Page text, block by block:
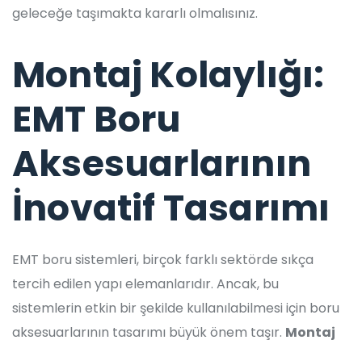
geleceğe taşımakta kararlı olmalısınız.
Montaj Kolaylığı:
EMT Boru
Aksesuarlarının
İnovatif Tasarımı
EMT boru sistemleri, birçok farklı sektörde sıkça
tercih edilen yapı elemanlarıdır. Ancak, bu
sistemlerin etkin bir şekilde kullanılabilmesi için boru
aksesuarlarının tasarımı büyük önem taşır. Montaj